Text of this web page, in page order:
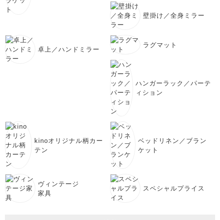
壁掛け／全身ミラー
卓上／ハンドミラー
ラグマット
ハンガーラック／パーテ
ィション
kinoオリジナル柄カー
テン
ベッドリネン／ブラン
ケット
ヴィンテージ
家具
スペシャルプライス